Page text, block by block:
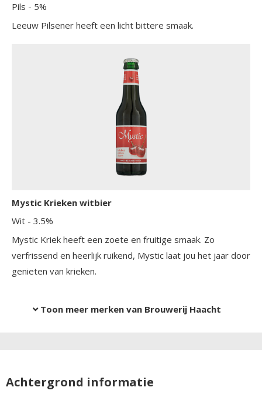
Pils - 5%
Leeuw Pilsener heeft een licht bittere smaak.
Mystic Krieken witbier
Wit - 3.5%
Mystic Kriek heeft een zoete en fruitige smaak. Zo
verfrissend en heerlijk ruikend, Mystic laat jou het jaar door
genieten van krieken.
Toon meer merken van Brouwerij Haacht
Achtergrond informatie